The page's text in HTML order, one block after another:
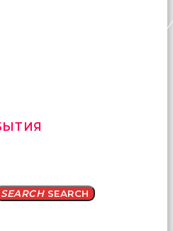
SEARCHSEARCH